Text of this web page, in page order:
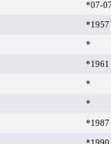
*07-
*1957
*
*1961
*
*
*1987